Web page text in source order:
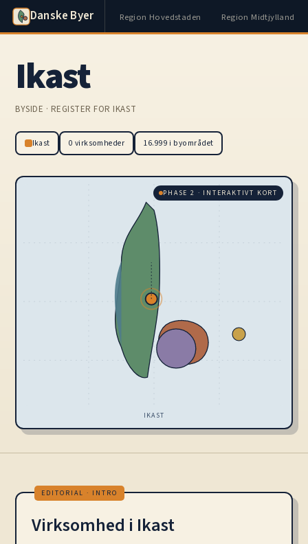
Danske Byer Region Hovedstaden Region Midtjylland
Ikast
BYSIDE · REGISTER FOR IKAST
Ikast 0 virksomheder 16.999 i byområdet
PHASE 2 · INTERAKTIVT KORT
IKAST
Virksomhed i Ikast